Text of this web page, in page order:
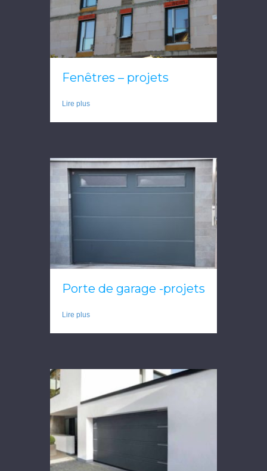
Fenêtres – projets
Lire plus
Porte de garage -projets
Lire plus